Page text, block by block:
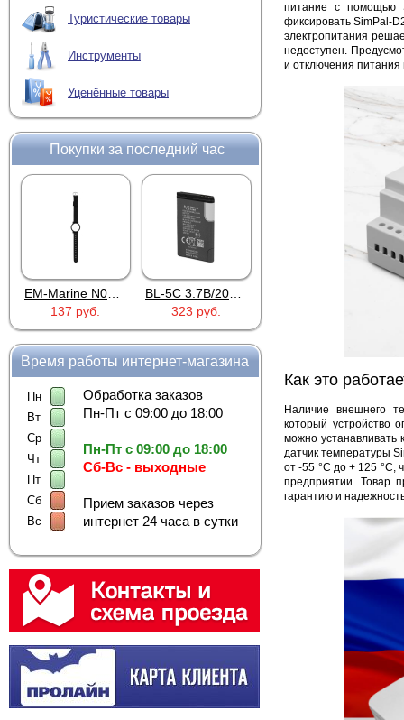
Туристические товары
Инструменты
Уценённые товары
Покупки за последний час
137 руб.
323 руб.
Время работы интернет-магазина
Пн
Вт
Ср
Чт
Пт
Сб
Вс
Обработка заказов
Пн-Пт с 09:00 до 18:00
Пн-Пт с 09:00 до 18:00
Сб-Вс - выходные
Прием заказов через
интернет 24 часа в сутки
питание с помощью
фиксировать SimPal-
электропитания
недоступен.
и отключения питания
Как это
Наличие внешнего
который устройство
можно устанавливать
датчик температуры
от -55 °C до + 125 °C,
предприятии. Товар
гарантию и